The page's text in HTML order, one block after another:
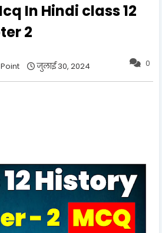
In Hindi class 12
2
0
जुलाई 30, 2024